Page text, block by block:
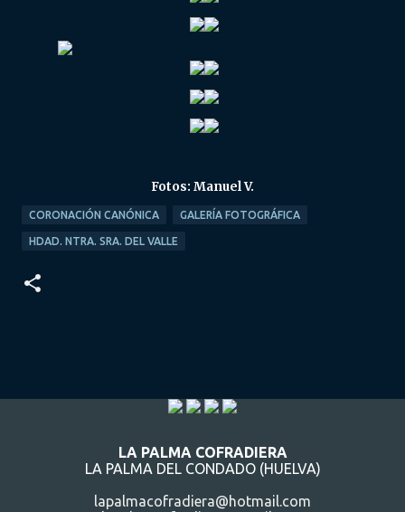
Fotos: Manuel V.
CORONACIÓN CANÓNICA GALERÍA FOTOGRÁFICA
HDAD. NTRA. SRA. DEL VALLE
LA PALMA COFRADIERA
LA PALMA DEL CONDADO (HUELVA)
lapalmacofradiera@hotmail.com